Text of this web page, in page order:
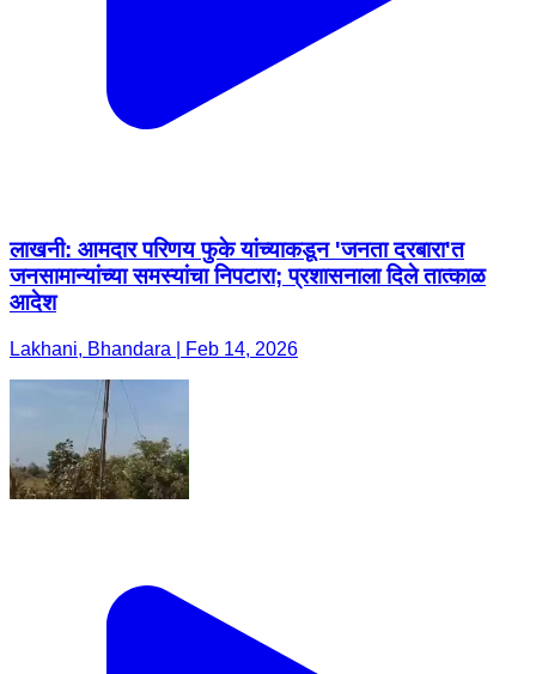
लाखनी: आमदार परिणय फुके यांच्याकडून 'जनता दरबारा'त
जनसामान्यांच्या समस्यांचा निपटारा; प्रशासनाला दिले तात्काळ
आदेश
Lakhani, Bhandara | Feb 14, 2026